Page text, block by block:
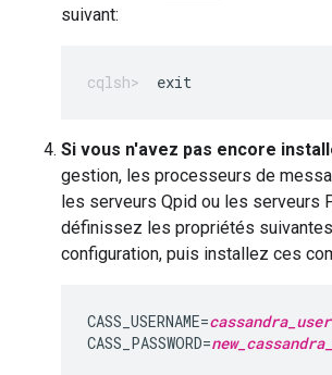
suivant:
exit
Si vous n'avez pas encore
gestion, les processeurs de
les serveurs Qpid ou les serveurs
définissez les propriétés
configuration, puis installez ces
CASS_USERNAME=
CASS_PASSWORD=